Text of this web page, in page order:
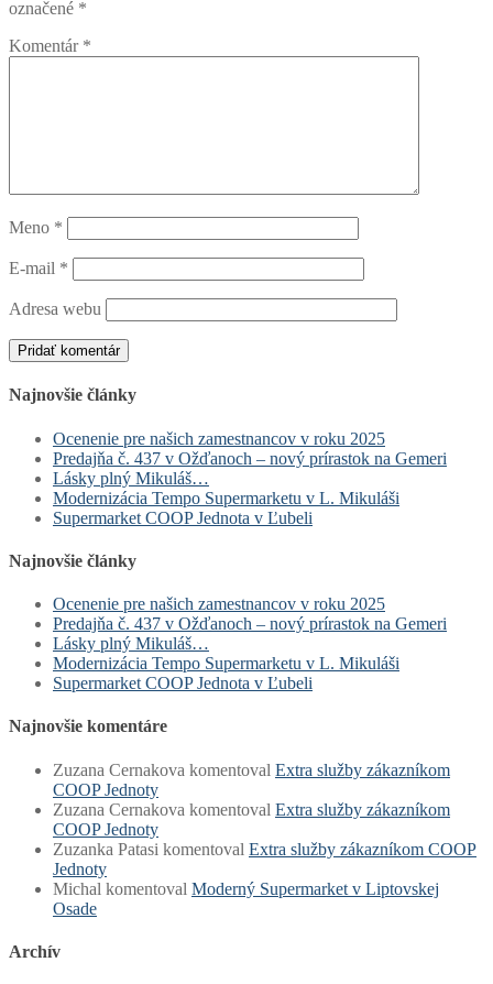
označené *
Komentár *
Meno *
E-mail *
Adresa webu
Najnovšie články
Ocenenie pre našich zamestnancov v roku 2025
Predajňa č. 437 v Ožďanoch – nový prírastok na Gemeri
Lásky plný Mikuláš…
Modernizácia Tempo Supermarketu v L. Mikuláši
Supermarket COOP Jednota v Ľubeli
Najnovšie články
Ocenenie pre našich zamestnancov v roku 2025
Predajňa č. 437 v Ožďanoch – nový prírastok na Gemeri
Lásky plný Mikuláš…
Modernizácia Tempo Supermarketu v L. Mikuláši
Supermarket COOP Jednota v Ľubeli
Najnovšie komentáre
Zuzana Cernakova komentoval Extra služby zákazníkom
COOP Jednoty
Zuzana Cernakova komentoval Extra služby zákazníkom
COOP Jednoty
Zuzanka Patasi komentoval Extra služby zákazníkom COOP
Jednoty
Michal komentoval Moderný Supermarket v Liptovskej
Osade
Archív